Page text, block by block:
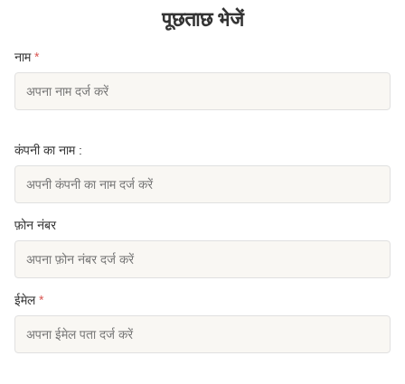
पूछताछ भेजें
नाम*
कंपनी का नाम :
फ़ोन नंबर
ईमेल*